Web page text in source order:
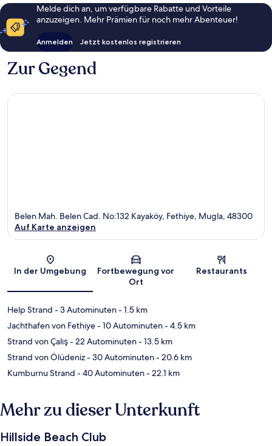
Melde dich an, um verfügbare Rabatte und Vorteile
anzuzeigen. Mehr Prämien für noch mehr Abenteuer!
Anmelden Jetzt kostenlos registrieren
Zur Gegend
Karte
Belen Mah. Belen Cad. No:132 Kayaköy, Fethiye, Mugla, 48300
Auf Karte anzeigen
In der Umgebung
Fortbewegung vor
Ort
Restaurants
Help Strand - 3 Autominuten- 1.5 km
Jachthafen von Fethiye- 10 Autominuten- 4.5 km
Strand von Çalış- 22 Autominuten- 13.5 km
Strand von Ölüdeniz- 30 Autominuten- 20.6 km
Kumburnu Strand - 40 Autominuten- 22.1 km
Mehr zu dieser Unterkunft
Hillside Beach Club